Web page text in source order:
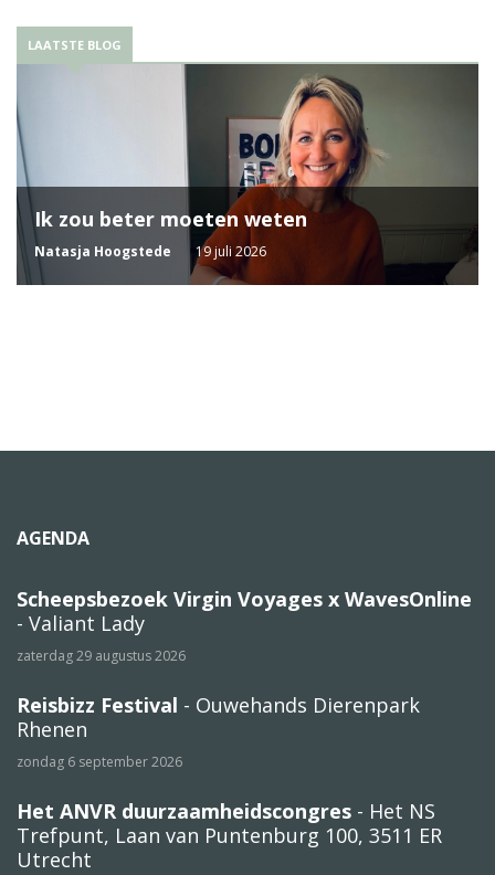
LAATSTE BLOG
Ik zou beter moeten weten
Natasja Hoogstede 19 juli 2026
AGENDA
Scheepsbezoek Virgin Voyages x WavesOnline
- Valiant Lady
zaterdag 29 augustus 2026
Reisbizz Festival - Ouwehands Dierenpark
Rhenen
zondag 6 september 2026
Het ANVR duurzaamheidscongres - Het NS
Trefpunt, Laan van Puntenburg 100, 3511 ER
Utrecht